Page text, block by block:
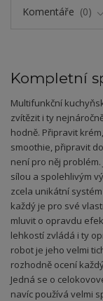
Komentáře
0
Kompletní
Multifunkční
zvítězit i ty
hodně. Připravit
smoothie, připravit
není pro něj
sílou a spolehlivým
zcela unikátní
každý je pro své
mluvit o opravdu
lehkostí zvládá i ty
robot je jeho velmi
rozhodně ocení
Jedná se o
navíc používá velmi